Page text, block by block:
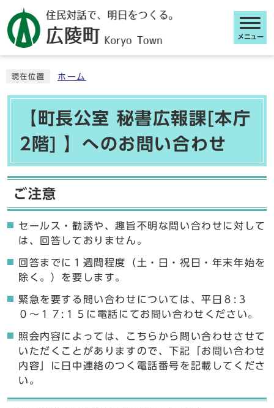
メニュー
現在位置 ホーム
【町長公室 秘書広報課[本庁
2階] 】へのお問い合わせ
ご注意
セールス・勧誘や、趣旨不明な問い合わせに対して
は、回答しておりません。
回答までに１週間程度（土・日・祝日・年末年始を
除く。）を要します。
緊急を要する問い合わせについては、平日８:３
０〜１７:１５に電話にてお問い合わせください。
照会内容によっては、こちらから問い合わせさせて
いただくことがありますので、下記「お問い合わせ
内容」に日中連絡のつく電話番号を記載してくださ
い。